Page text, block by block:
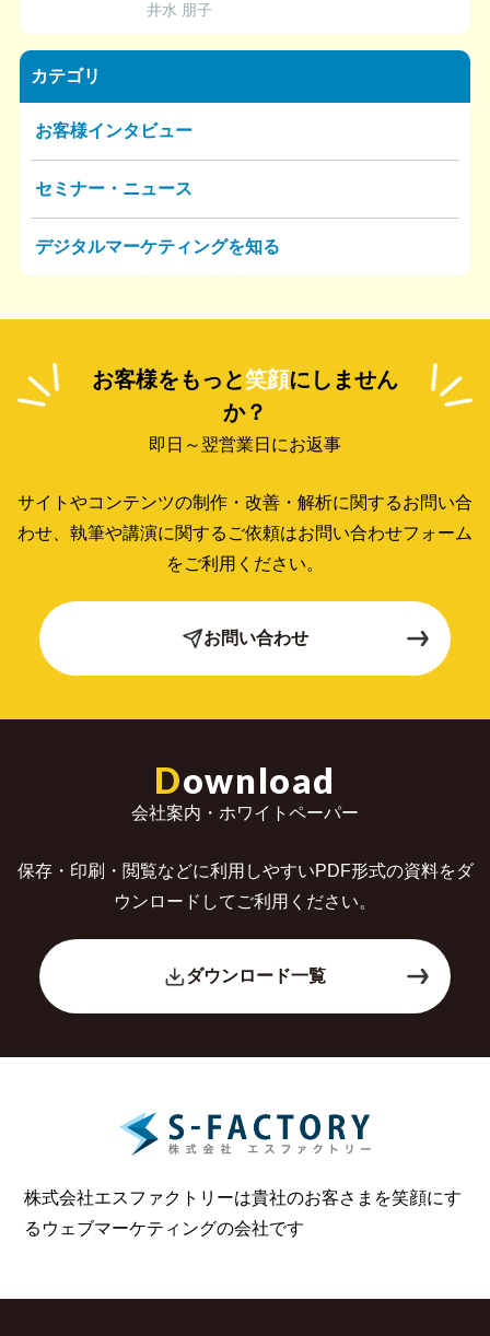
井水 朋子
カテゴリ
お客様インタビュー
セミナー・ニュース
デジタルマーケティングを知る
お客様をもっと笑顔にしません
か？
即日～翌営業日にお返事
サイトやコンテンツの制作・改善・解析に関するお問い合
わせ、 執筆や講演に関するご依頼はお問い合わせフォーム
をご利用ください。
お問い合わせ
Download
会社案内・ホワイトペーパー
保存・印刷・閲覧などに利用しやすいPDF形式の資料をダ
ウンロードしてご利用ください。
ダウンロード一覧
株式会社エスファクトリーは貴社のお客さまを笑顔にす
る ウェブマーケティングの会社です